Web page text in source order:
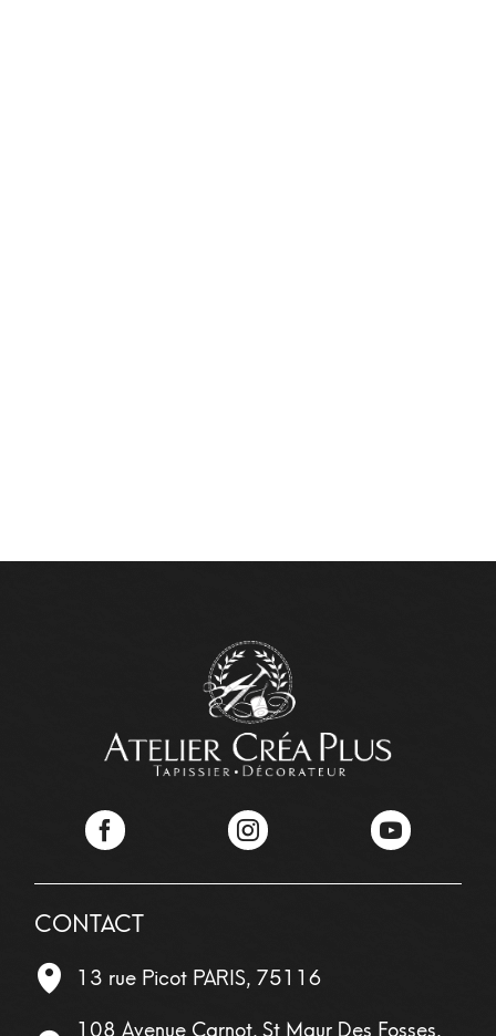
YouTube
CONTACT
13 rue Picot PARIS, 75116
108 Avenue Carnot, St Maur Des Fosses,